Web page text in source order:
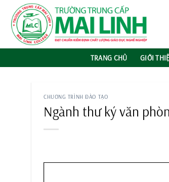
Chuyển
TRANG CHỦ GIỚI
CHƯƠNG TRÌNH ĐÀO TẠO
Ngành thư ký văn